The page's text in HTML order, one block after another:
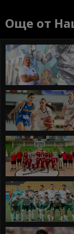
Още от